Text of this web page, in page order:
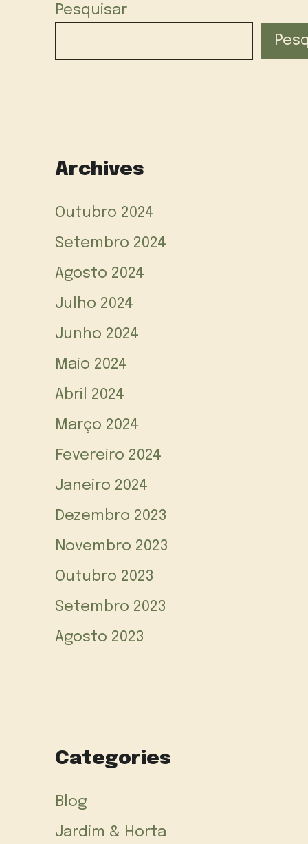
Pesquisar
Archives
Outubro 2024
Setembro 2024
Agosto 2024
Julho 2024
Junho 2024
Maio 2024
Abril 2024
Março 2024
Fevereiro 2024
Janeiro 2024
Dezembro 2023
Novembro 2023
Outubro 2023
Setembro 2023
Agosto 2023
Categories
Blog
Jardim & Horta